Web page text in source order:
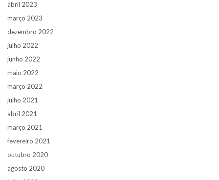
abril 2023
março 2023
dezembro 2022
julho 2022
junho 2022
maio 2022
março 2022
julho 2021
abril 2021
março 2021
fevereiro 2021
outubro 2020
agosto 2020